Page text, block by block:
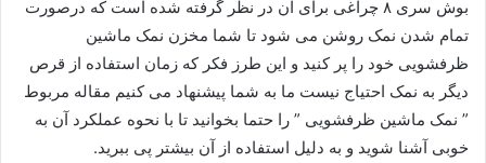
بوش سری ۸ چراغی برای آن در نظر گرفته شده است که درصورت
تمام شدن نمک روشن می شود تا شما مخزن نمک ماشین
ظرفشویی خود را پر کنید و این طرز فکر که زمان استفاده از قرص
دیگر به نمک احتیاج نیست ما به شما پیشنهاد می کنیم مقاله مربوط
” نمک ماشین ظرفشویی ” را حتما بخوانید تا با نحوه عملکرد آن به
خوبی آشنا شوید و به دلیل استفاده از آن بیشتر پی ببرید.